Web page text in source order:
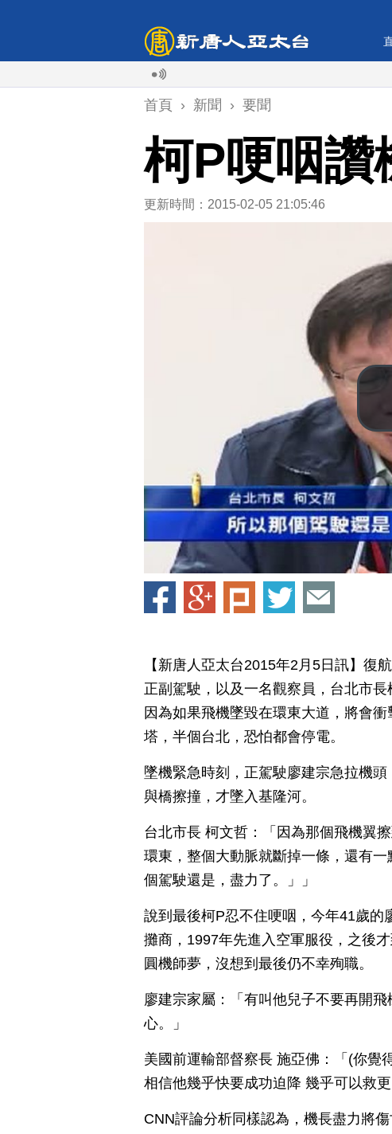
首頁 › 新聞 › 要聞
柯P哽咽讚
更新時間：2015-02-05 21:05:46
【新唐人亞太台2015年2月5日訊】復
正副駕駛，以及一名觀察員，台北市
因為如果飛機墜毀在環東大道，將會
塔，半個台北，恐怕都會停電。
墜機緊急時刻，正駕駛廖建宗急拉機
與橋擦撞，才墜入基隆河。
台北市長 柯文哲：「因為那個飛機翼
環東，整個大動脈就斷掉一條，還有
個駕駛還是，盡力了。」」
說到最後柯P忍不住哽咽，今年41歲
攤商，1997年先進入空軍服役，之後
圓機師夢，沒想到最後仍不幸殉職。
廖建宗家屬：「有叫他兒子不要再開
心。」
美國前運輸部督察長 施亞佛：「(你覺
相信他幾乎快要成功迫降 幾乎可以救更
CNN評論分析同樣認為，機長盡力將